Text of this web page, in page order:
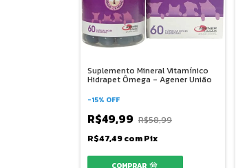
Suplemento Mineral Vitamínico
Hidrapet Ômega - Agener União
-15% OFF
R$49,99 R$58,99
R$47,49comPix